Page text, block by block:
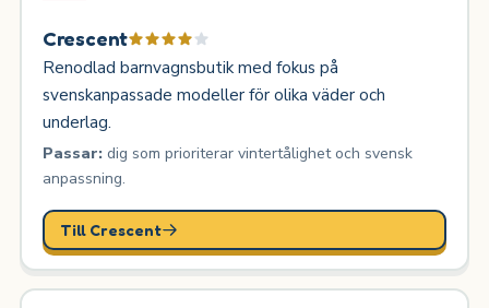
Crescent
Renodlad barnvagnsbutik med fokus på
svenskanpassade modeller för olika väder och
underlag.
Passar:dig som prioriterar vintertålighet och svensk
anpassning.
Till Crescent